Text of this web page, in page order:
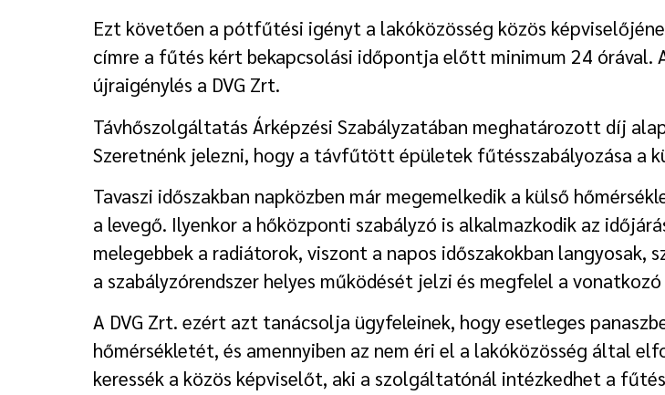
Ezt követően a pótfűtési igényt a lakóközösség közös
címre a fűtés kért bekapcsolási időpontja előtt minimum 24
újraigénylés a DVG Zrt.
Távhőszolgáltatás Árképzési Szabályzatában meghatározott díj
Szeretnénk jelezni, hogy a távfűtött épületek fűtésszabályozása a
Tavaszi időszakban napközben már megemelkedik a külső
a levegő. Ilyenkor a hőközponti szabályzó is alkalmazkodik az
melegebbek a radiátorok, viszont a napos időszakokban
a szabályzórendszer helyes működését jelzi és megfelel a
A DVG Zrt. ezért azt tanácsolja ügyfeleinek, hogy esetleges
hőmérsékletét, és amennyiben az nem éri el a lakóközösség által
keressék a közös képviselőt, aki a szolgáltatónál intézkedhet a